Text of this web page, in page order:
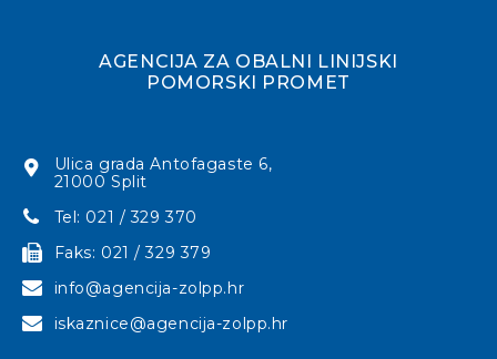
AGENCIJA ZA OBALNI LINIJSKI
POMORSKI PROMET
Ulica grada Antofagaste 6,
21000 Split
Tel: 021 / 329 370
Faks: 021 / 329 379
info@agencija-zolpp.hr
iskaznice@agencija-zolpp.hr